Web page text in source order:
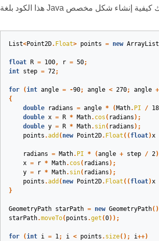
List<Point2D. Float> points = new ArrayList
float R = 100, r = 50;
int step = 72;
for (int angle = -90; angle < 270; angle
{
double
radians = angle * ( Math. PI /
double x = R * Math. cos ( radians );
double y = R * Math. sin( radians );
points .add ( new Point2D. Float (( float)x
radians = Math. PI * (angle + step / 2)
x = r * Math. cos ( radians );
y = r * Math. sin( radians );
points .add ( new Point2D. Float (( float)x
}
GeometryPath starPath = new GeometryPath
starPath.moveTo( points .get (0));
for (int i = 1; i < points . size(); i++)